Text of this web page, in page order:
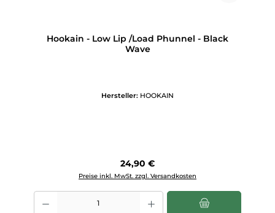
Hookain - Low Lip /Load Phunnel - Black
Wave
Hersteller: HOOKAIN
Regulärer Preis:
24,90 €
Preise inkl. MwSt. zzgl. Versandkosten
Produkt Anzahl: Gib den gewünschten Wert ein oder benutze die